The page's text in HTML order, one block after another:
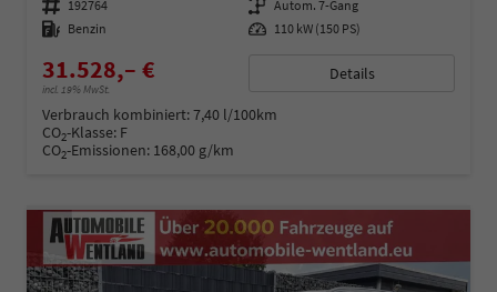
Fahrzeugnummer 192764 Getriebe Autom. 7-Gang
Kraftstoff Benzin Leistung 110 kW (150 PS)
31.528,– €
incl. 19% MwSt.
Details
Verbrauch kombiniert:7,40 l/100km
CO2-Klasse: F
CO2-Emissionen: 168,00 g/km